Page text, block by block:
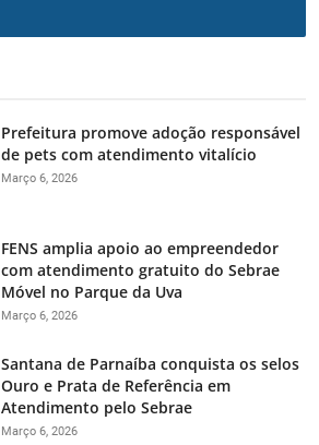
Prefeitura promove adoção responsável
de pets com atendimento vitalício
Março 6, 2026
FENS amplia apoio ao empreendedor
com atendimento gratuito do Sebrae
Móvel no Parque da Uva
Março 6, 2026
Santana de Parnaíba conquista os selos
Ouro e Prata de Referência em
Atendimento pelo Sebrae
Março 6, 2026